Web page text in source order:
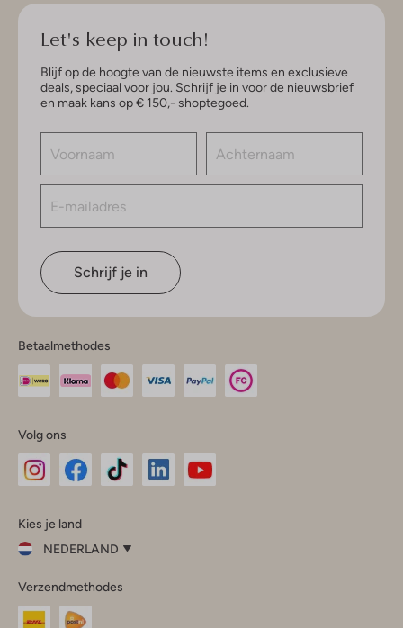
Let's keep in touch!
Blijf op de hoogte van de nieuwste items en exclusieve
deals, speciaal voor jou. Schrijf je in voor de nieuwsbrief
en maak kans op € 150,- shoptegoed.
Schrijf je in
Betaalmethodes
Volg ons
InstagramFacebook
Kies je land
NEDERLAND
je
land
Verzendmethodes